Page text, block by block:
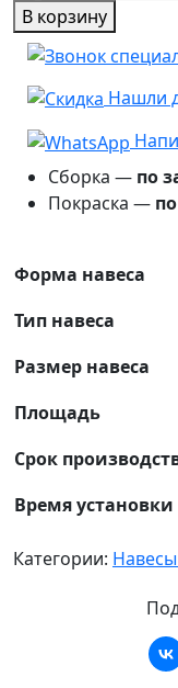
товара
Навес
8×9
Янтарь
В корзину
Нашли
Сборка — по
Покраска —
Форма навеса
Тип навеса
Размер навеса
Площадь
Срок
Время установки
Категории: